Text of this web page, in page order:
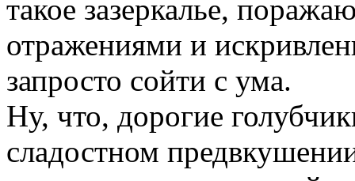
такое зазеркалье,
отражениями и
запросто сойти с ума.
Ну, что, дорогие
сладостном